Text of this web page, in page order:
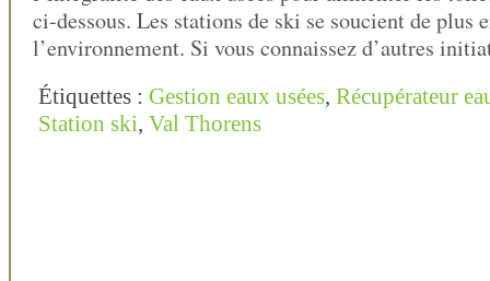
ci-dessous. Les stations de ski se soucient de plus
l’environnement. Si vous connaissez d’autres
Étiquettes : Gestion eaux usées, Récupérateur
Station ski, Val Thorens